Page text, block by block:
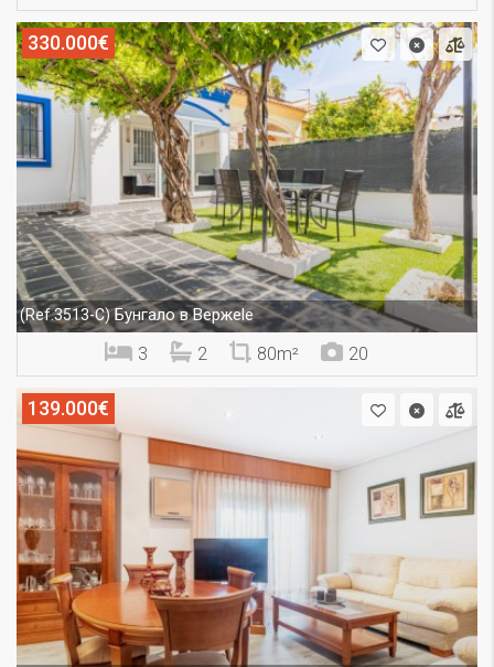
330.000€
(Ref.3513-C)Бунгало в Вержеle
3 2 80m² 20
139.000€